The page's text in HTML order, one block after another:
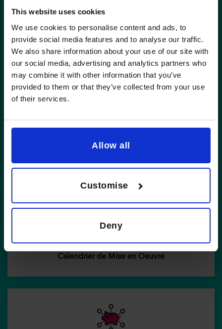
This website uses cookies
We use cookies to personalise content and ads, to
provide social media features and to analyse our traffic.
We also share information about your use of our site with
our social media, advertising and analytics partners who
may combine it with other information that you’ve
provided to them or that they’ve collected from your use
of their services.
Allow all
Customise
Deny
Planification de Sortie
Évaluation des Risques
Calendrier de Mise en Oeuvre